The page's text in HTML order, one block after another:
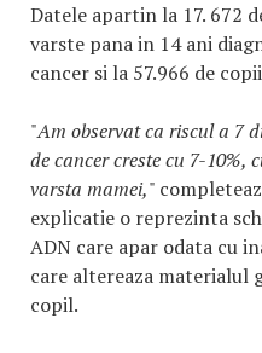
Datele apartin la 17. 672
varste pana in 14 ani
cancer si la 57.966 de
"Am observat ca riscul a 7
de cancer creste cu 7-10%,
varsta mamei,"
explicatie o reprezinta
ADN care apar odata cu
care altereaza materialul
copil.